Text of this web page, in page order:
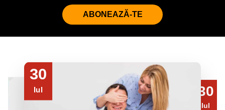
ABONEAZĂ-TE
30
Iul 30
Iul